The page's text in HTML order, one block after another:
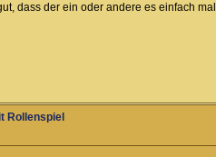
dass der ein oder andere es einfach
Rollenspiel